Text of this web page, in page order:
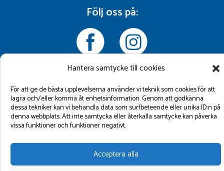
Hantera samtycke till cookies
För att ge de bästa upplevelserna använder vi teknik som cookies för att
lagra och/eller komma åt enhetsinformation. Genom att godkänna
dessa tekniker kan vi behandla data som surfbeteende eller unika ID:n på
denna webbplats. Att inte samtycka eller återkalla samtycke kan påverka
vissa funktioner och funktioner negativt.
Acceptera alla
Följ oss på:
©2026 GBM Marin AB.